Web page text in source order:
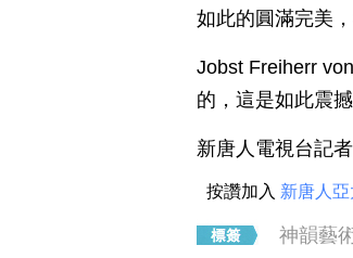
如此的圓滿完美
Jobst Freiherr
的，這是如此震
新唐人電視台記
按讚加入 新唐人
神韻藝